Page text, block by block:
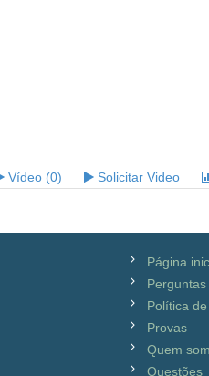
Vídeo (0) Solicitar Video
Página
Política
Provas
Quem
Questões